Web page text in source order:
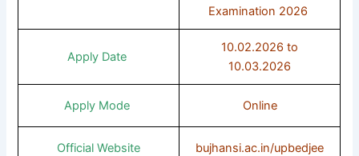
Examination 2026
Apply Date
10.02.2026 to
10.03.2026
Apply Mode Online
Official Website bujhansi.ac.in/upbedjee